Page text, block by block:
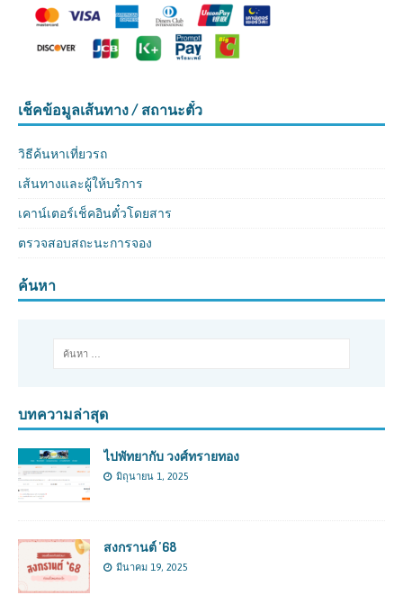
เช็คข้อมูลเส้นทาง / สถานะตั๋ว
วิธีค้นหาเที่ยวรถ
เส้นทางและผู้ให้บริการ
เคาน์เตอร์เช็คอินตั๋วโดยสาร
ตรวจสอบสถะนะการจอง
ค้นหา
บทความล่าสุด
ไปพัทยากับ วงศ์ทรายทอง
มิถุนายน 1, 2025
สงกรานต์ ’68
มีนาคม 19, 2025